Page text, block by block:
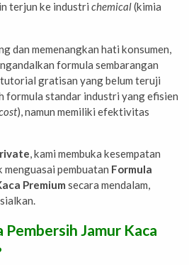
terjun ke industri chemical(kimia
dan memenangkan hati konsumen,
formula sembarangan
gratisan yang belum teruji
formula standar industri yang efisien
), namun memiliki efektivitas
, kami membuka kesempatan
pembuatan Formula
Premium secara mendalam,
Jamur Kaca